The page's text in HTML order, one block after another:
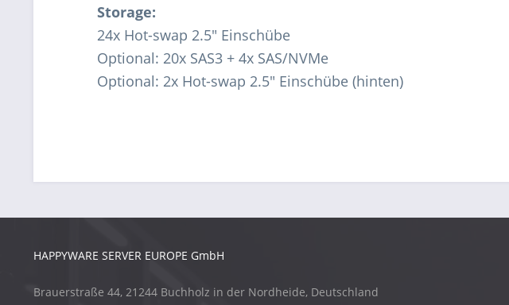
Storage:
24x Hot-swap 2.5" Einschübe
Optional: 20x SAS3 + 4x SAS/NVMe
Optional: 2x Hot-swap 2.5" Einschübe (hinten)
HAPPYWARE SERVER EUROPE GmbH
Brauerstraße 44, 21244 Buchholz in der Nordheide, Deutschland